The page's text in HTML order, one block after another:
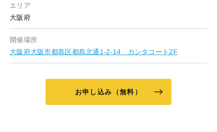
エリア
大阪府
開催場所
大阪府大阪市都島区都島北通1-2-14 カンタコート2F
お申し込み（無料）